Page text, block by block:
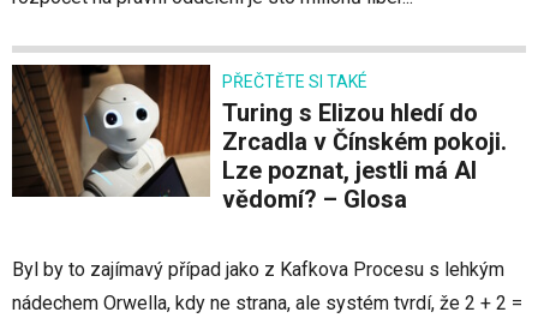
PŘEČTĚTE SI TAKÉ
Turing s Elizou hledí do
Zrcadla v Čínském pokoji.
Lze poznat, jestli má AI
vědomí? – Glosa
Byl by to zajímavý případ jako z Kafkova Procesu s lehkým
nádechem Orwella, kdy ne strana, ale systém tvrdí, že 2 + 2 =